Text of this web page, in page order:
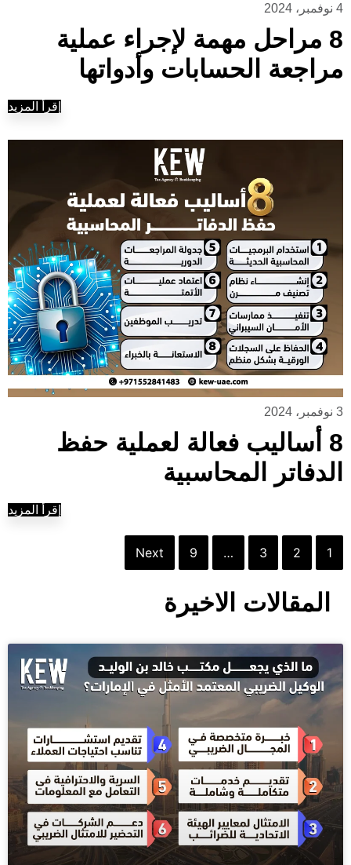
4 نوفمبر، 2024
8 مراحل مهمة لإجراء عملية
مراجعة الحسابات وأدواتها
إقرأ المزيد
3 نوفمبر، 2024
8 أساليب فعالة لعملية حفظ
الدفاتر المحاسبية
إقرأ المزيد
1
2
3
…
9
Next
المقالات الاخيرة